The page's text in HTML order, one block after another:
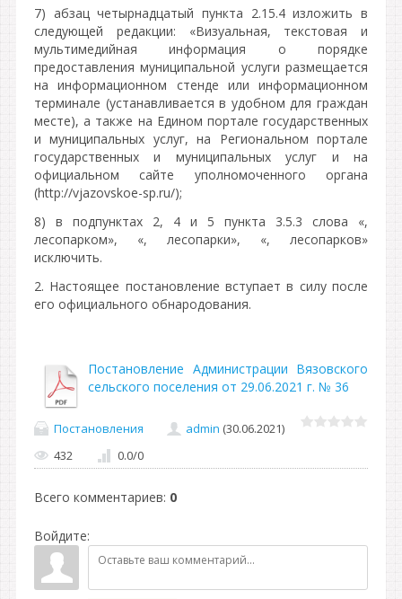
7) абзац четырнадцатый пункта 2.15.4 изложить в
следующей редакции: «Визуальная, текстовая и
мультимедийная информация о порядке
предоставления муниципальной услуги размещается
на информационном стенде или информационном
терминале (устанавливается в удобном для граждан
месте), а также на Едином портале государственных
и муниципальных услуг, на Региональном портале
государственных и муниципальных услуг и на
официальном сайте уполномоченного органа
(http://vjazovskoe-sp.ru/);
8) в подпунктах 2, 4 и 5 пункта 3.5.3 слова «,
лесопарком», «, лесопарки», «, лесопарков»
исключить.
2. Настоящее постановление вступает в силу после
его официального обнародования.
Постановление Администрации Вязовского
сельского поселения от 29.06.2021 г. № 36
Постановления admin (30.06.2021)
432
0.0/0
Всего комментариев: 0
Войдите: